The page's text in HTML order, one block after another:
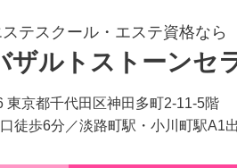
ステスクール・エステ資格なら
ザルトストーンセ
東京都千代田区神田多町2-11-5階
口徒歩6分／淡路町駅・小川町駅A1